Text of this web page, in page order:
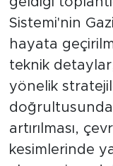
Sistemi'nin
hayata
teknik
yönelik
doğrultusunda
artırılması,
kesimlerinde